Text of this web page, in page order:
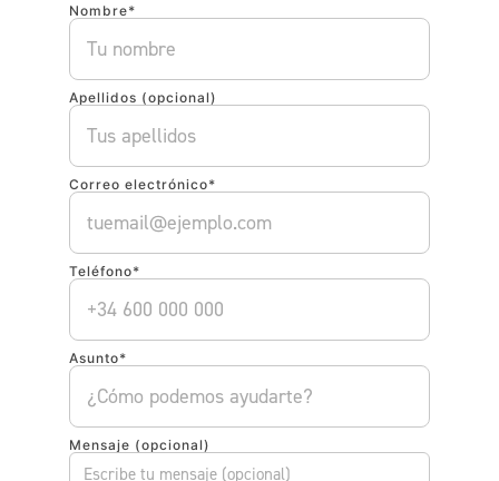
Nombre*
Apellidos (opcional)
Correo electrónico*
Teléfono*
Asunto*
Mensaje (opcional)